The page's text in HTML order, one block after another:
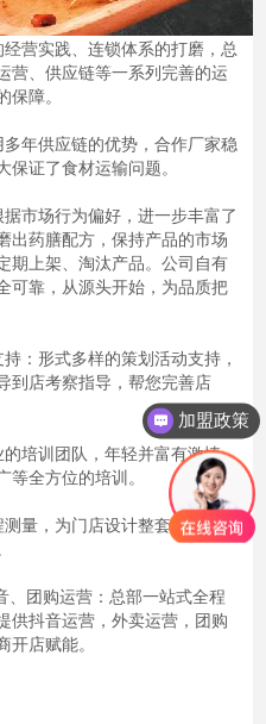
营实践、连锁体系的打磨，总
营、供应链等一系列完善的运
障。
年供应链的优势，合作厂家稳
证了食材运输问题。
市场行为偏好，进一步丰富了
出药膳配方，保持产品的市场
期上架、淘汰产品。公司自有
可靠，从源头开始，为品质把
形式多样的策划活动支持，
到店考察指导，帮您完善店
培训团队，年轻并富有激情，
全方位的培训。
量，为门店设计整套平米图、
团购运营：总部一站式全程
供抖音运营，外卖运营，团购
店赋能。
加盟政策